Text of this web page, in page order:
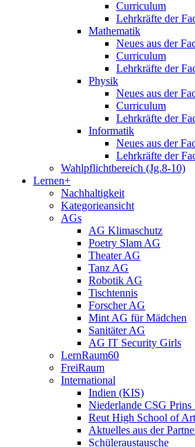
Curriculum
Lehrkräfte der
Mathematik
Neues aus der
Curriculum
Lehrkräfte der
Physik
Neues aus der
Curriculum
Lehrkräfte der
Informatik
Neues aus der
Lehrkräfte der
Wahlpflichtbereich (Jg.8-10)
Lernen+
Nachhaltigkeit
Kategorieansicht
AGs
AG Klimaschutz
Poetry Slam AG
Theater AG
Tanz AG
Robotik AG
Tischtennis
Forscher AG
Mint AG für Mädchen
Sanitäter AG
AG IT Security Girls
LernRaum60
FreiRaum
International
Indien (KIS)
Niederlande CSG Prins
Reut High School of
Aktuelles aus der
Schüleraustausche